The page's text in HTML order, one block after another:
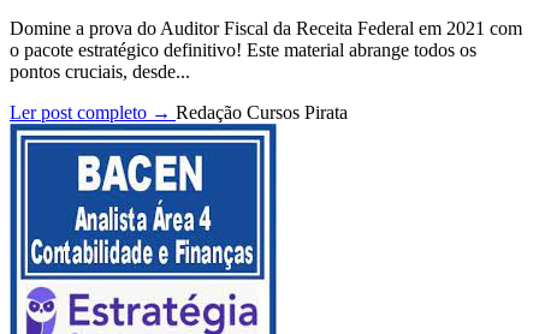
Domine a prova do Auditor Fiscal da Receita Federal em 2021 com
o pacote estratégico definitivo! Este material abrange todos os
pontos cruciais, desde...
Ler post completo → Redação Cursos Pirata